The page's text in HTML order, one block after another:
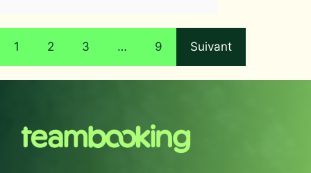
1 2 3 … 9 Suivant